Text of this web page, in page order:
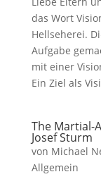
das Wort
Hellseherei.
Aufgabe
mit einer
Ein Ziel als
The Martial-
Josef Sturm
von Michael
Allgemein